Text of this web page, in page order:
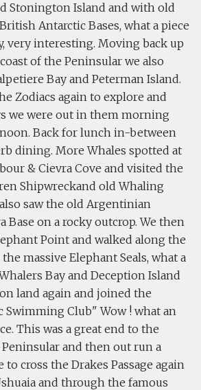
Stonington Island and with old
Antarctic Bases, what a piece
very interesting. Moving back up
of the Peninsular we also
Bay and Peterman Island.
Zodiacs again to explore and
we were out in them morning
Back for lunch in-between
dining. More Whales spotted at
& Cievra Cove and visited the
Shipwreckand old Whaling
saw the old Argentinian
Base on a rocky outcrop. We then
Point and walked along the
massive Elephant Seals, what a
Bay and Deception Island
land again and joined the
Swimming Club" Wow ! what an
This was a great end to the
and then out run a
to cross the Drakes Passage again
and through the famous